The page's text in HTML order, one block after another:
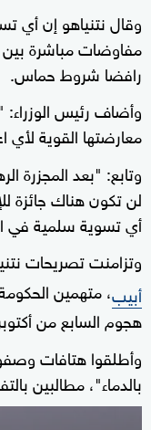
وقال نتنياهو إن أي
مفاوضات مباشرة
رافضا شروط حماس.
وأضاف رئيس
معارضتها القوية
وتابع: "بعد المجزرة
لن تكون هناك جائزة
أي تسوية سلمية في
وتزامنت تصريحات
أبيب، متهمين
هجوم السابع من
وأطلقوا هتافات
بالدماء"، مطالبين